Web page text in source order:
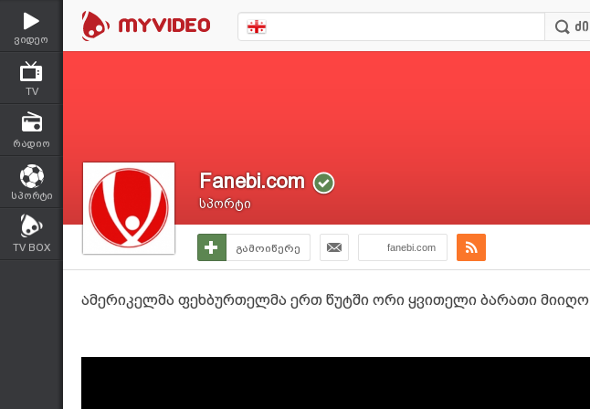
ვიდეო
TV
რადიო
სპორტი
TV BOX
Fanebi.com
სპორტი
გამოიწერე fanebi.com
ამერიკელმა ფეხბურთელმა ერთ წუტში ორი ყვითელი ბარათი მიიღო